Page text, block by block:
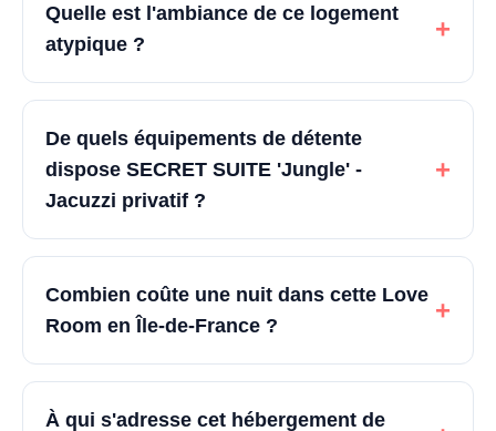
Quelle est l'ambiance de ce logement
atypique ?
+
De quels équipements de détente
dispose SECRET SUITE 'Jungle' -
Jacuzzi privatif ?
+
Combien coûte une nuit dans cette Love
Room en Île-de-France ?
+
À qui s'adresse cet hébergement de